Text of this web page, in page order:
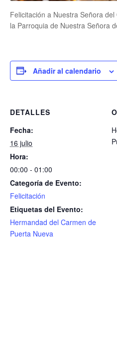
Felicitación a Nuestra Señora
la Parroquia de Nuestra Señora
Añadir al calendario
DETALLES
Fecha:
16 julio
Hora:
00:00 - 01:00
Categoría de Evento:
Felicitación
Etiquetas del Evento:
Hermandad del Carmen de
Puerta Nueva